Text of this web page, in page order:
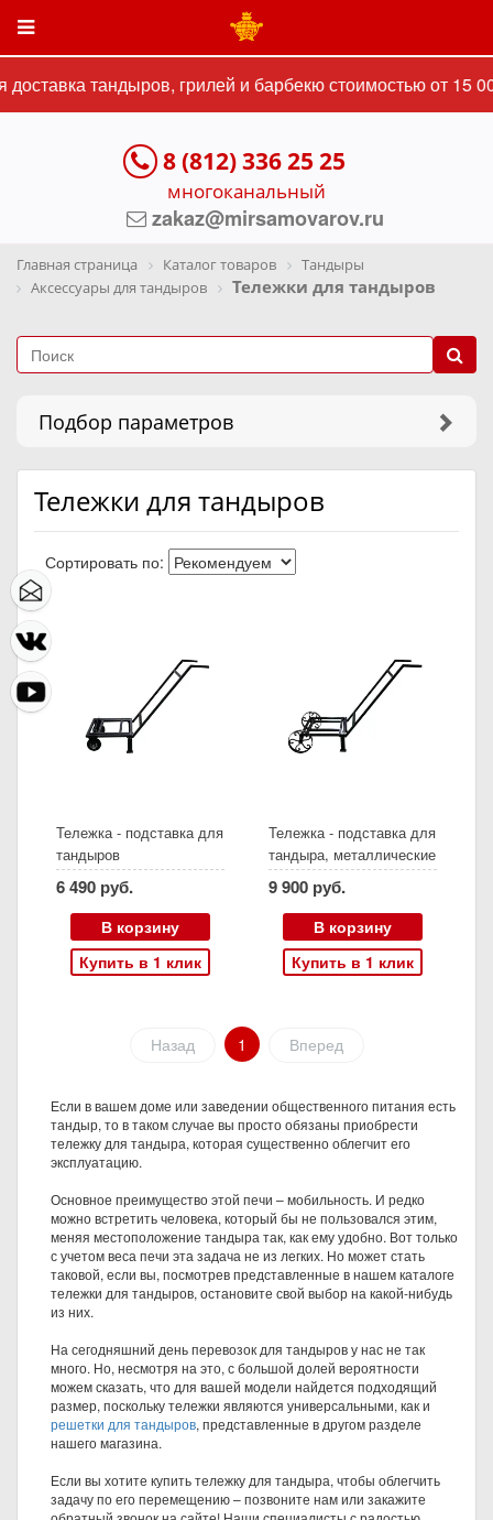
тандыров, грилей и барбекю стоимостью от 15
8 (812) 336 25 25
многоканальный
zakaz@mirsamovarov.ru
Главная страница Каталог товаров
Тандыры
Аксессуары для тандыров
Тележки для тандыров
Подбор параметров
Тележки для тандыров
Сортировать по:
Тележка - подставка для
тандыров
6 490 руб.
В корзину
Купить в 1 клик
Тележка - подставка для
тандыра, металлические
колеса, съемные ручки
9 900 руб.
В корзину
Купить в 1 клик
Назад 1 Вперед
Если в вашем доме или заведении общественного питания есть
тандыр, то в таком случае вы просто обязаны приобрести
тележку для тандыра, которая существенно облегчит его
эксплуатацию.
Основное преимущество этой печи – мобильность. И редко
можно встретить человека, который бы не пользовался этим,
меняя местоположение тандыра так, как ему удобно. Вот только
с учетом веса печи эта задача не из легких. Но может стать
таковой, если вы, посмотрев представленные в нашем каталоге
тележки для тандыров, остановите свой выбор на какой-нибудь
из них.
На сегодняшний день перевозок для тандыров у нас не так
много. Но, несмотря на это, с большой долей вероятности
можем сказать, что для вашей модели найдется подходящий
размер, поскольку тележки являются универсальными, как и
решетки для тандыров, представленные в другом разделе
нашего магазина.
Если вы хотите купить тележку для тандыра, чтобы облегчить
задачу по его перемещению – позвоните нам или закажите